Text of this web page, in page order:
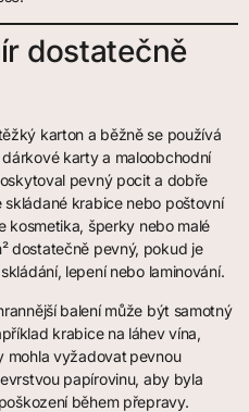
dostatečně
karton a běžně se používá
karty a maloobchodní
pevný pocit a dobře
krabice nebo poštovní
kosmetika, šperky nebo malé
dostatečně pevný, pokud je
lepení nebo laminování.
balení může být samotný
krabice na láhev vína,
mohla vyžadovat pevnou
papírovinu, aby byla
během přepravy.